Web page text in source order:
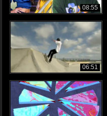
08:55
06:51